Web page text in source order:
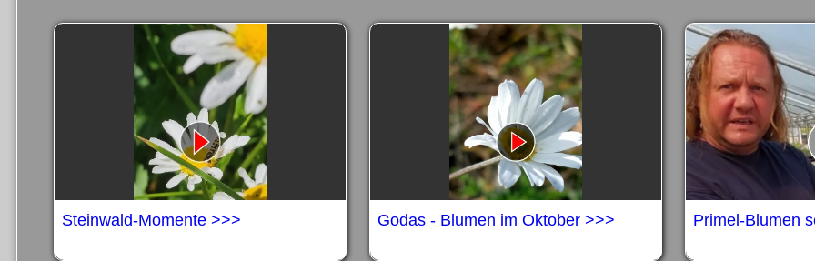
Steinwald-Momente >>> Godas - Blumen im Oktober >>> Primel-Blumen